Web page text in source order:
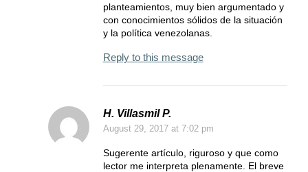
planteamientos, muy bien argumentado y
con conocimientos sólidos de la situación
y la política venezolanas.
Reply to this message
H. Villasmil P.
August 29, 2017at 7:02 pm
Sugerente artículo, riguroso y que como
lector me interpreta plenamente. El breve